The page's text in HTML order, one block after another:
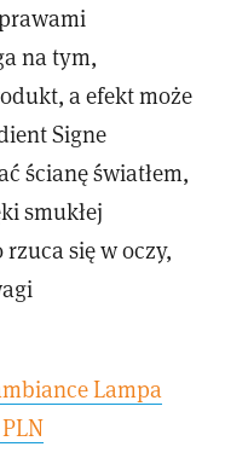
na tym,
a efekt może
Signe
ścianę światłem,
smukłej
się w oczy,
Lampa